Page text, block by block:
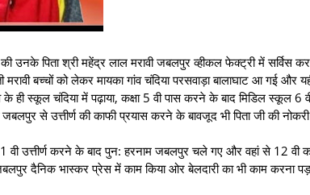
उनके पिता श्री महेंद्र लाल मरावी जबलपुर व्हीकल फेक्ट्री में सर्विस
बच्चों को लेकर मायका गांव चंदिया परसवाड़ा बालाघाट आ गई और
ही स्कूल चंदिया में पढ़ाया, कक्षा 5 वी पास करने के बाद मिडिल स्कूल
से उत्तीर्ण की काफी प्रयास करने के बावजूद भी पिता जी की
उत्तीर्ण करने के बाद पुन: हरनाम जबलपुर चले गए और वहां से 12 वी
दैनिक भास्कर प्रेस में काम किया ओर बेलदारी का भी काम करना